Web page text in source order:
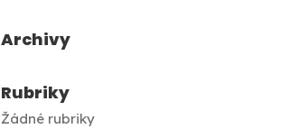
Archivy
Rubriky
Žádné rubriky